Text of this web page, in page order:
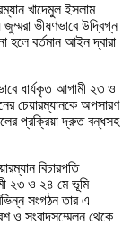
খাদেমুল ইসলাম
ভীষণভাবে উদ্বিগ্ন
বর্তমান আইন দ্বারা
ধার্যকৃত আগামী ২৩ ও
চেয়ারম্যানকে অপসারণ
প্রক্রিয়া দ্রুত বন্ধসহ
বিচারপতি
২৩ ও ২৪ মে ভূমি
সংগঠন তার এ
ও সংবাদসম্মেলন থেকে